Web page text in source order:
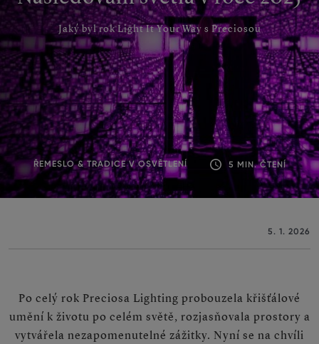
Jaký byl rok Light It Your Way s Preciosou
ŘEMESLO & TRADICE V OSVĚTLENÍ 5 MIN. ČTENÍ
5. 1. 2026
Po celý rok Preciosa Lighting probouzela křišťálové
umění k životu po celém světě, rozjasňovala prostory a
vytvářela nezapomenutelné zážitky. Nyní se na chvíli